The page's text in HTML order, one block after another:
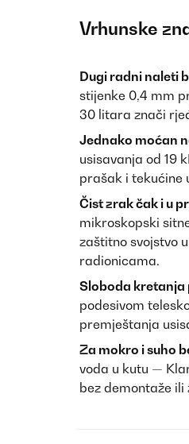
Vrhunske
Dugi radni naleti
stijenke 0,4 mm
30 litara znači
Jednako moćan
usisavanja od 19
prašak i tekućine
Čist zrak čak i u
mikroskopski
zaštitno svojstvo
radionicama.
Sloboda kretanja
podesivom
premještanja
Za mokro i suho
voda u kutu —
bez demontaže